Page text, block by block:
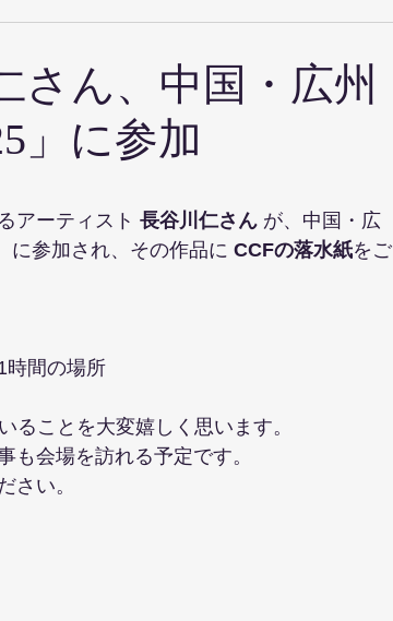
さん、中国・広州
」に参加
アーティスト 長谷川仁さん が、中国・広
に参加され、その作品に CCFの落水紙をご
時間の場所
ることを大変嬉しく思います。
も会場を訪れる予定です。
さい。